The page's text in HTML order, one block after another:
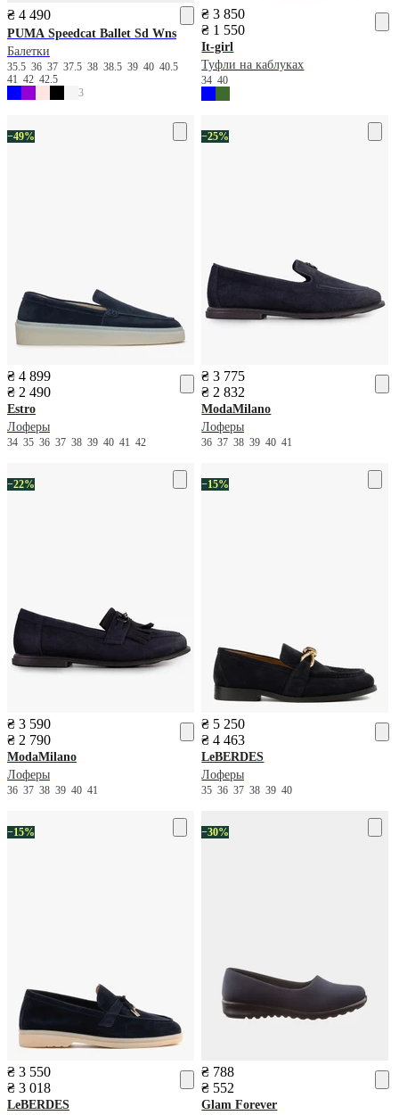
₴ 4 490
PUMA Speedcat Ballet Sd Wns
Балетки
35.5 36 37 37.5 38 38.5 39 40 40.5
41 42 42.5
3
₴ 3 850
₴ 1 550
It-girl
Туфли на каблуках
3440
−49%
₴ 4 899
₴ 2 490
Estro
Лоферы
34 35 36 37 38 39 40 41 42
−25%
₴ 3 775
₴ 2 832
ModaMilano
Лоферы
363738394041
−22%
₴ 3 590
₴ 2 790
ModaMilano
Лоферы
36 37 38 39 40 41
−15%
₴ 5 250
₴ 4 463
LeBERDES
Лоферы
353637383940
−15%
₴ 3 550
₴ 3 018
LeBERDES
−30%
₴ 788
₴ 552
Glam Forever